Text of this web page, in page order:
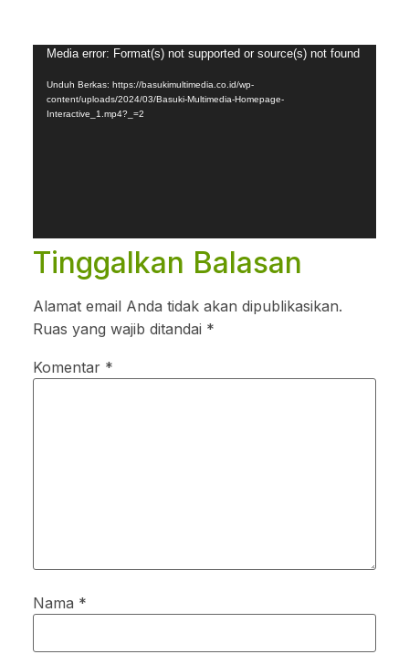
Pemutar
Video
Media error: Format(s) not supported or source(s) not found
Unduh Berkas: https://basukimultimedia.co.id/wp-
content/uploads/2024/03/Basuki-Multimedia-Homepage-
Interactive_1.mp4?_=2
Tinggalkan Balasan
Alamat email Anda tidak akan dipublikasikan.
Ruas yang wajib ditandai *
Komentar *
Nama *